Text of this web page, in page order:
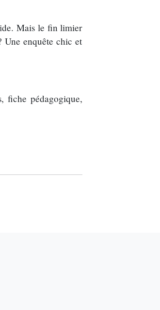
Mais le fin limier
Une enquête chic et
fiche pédagogique,